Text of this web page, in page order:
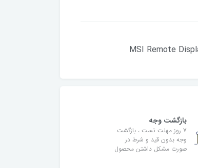
بازگشت وجه
7 روز مهلت تست ، بازگشت
وجه بدون قید و شرط در
صورت مشکل داشتن محصول